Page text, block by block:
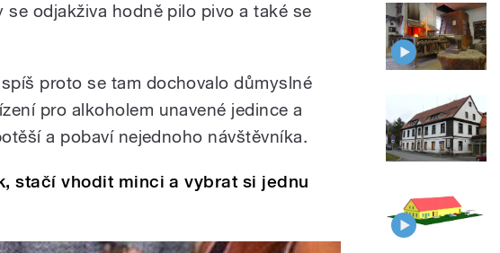
se odjakživa hodně pilo pivo a také se
proto se tam dochovalo důmyslné
pro alkoholem unavené jedince a
a pobaví nejednoho návštěvníka.
stačí vhodit minci a vybrat si jednu